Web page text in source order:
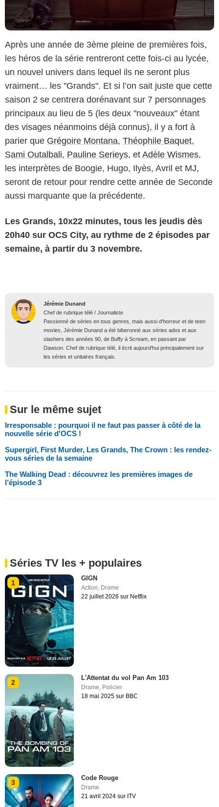
Après une année de 3ème pleine de premières fois,
les héros de la série rentreront cette fois-ci au lycée,
un nouvel univers dans lequel ils ne seront plus
vraiment… les "Grands". Et si l’on sait juste que cette
saison 2 se centrera dorénavant sur 7 personnages
principaux au lieu de 5 (les deux "nouveaux" étant
des visages néanmoins déjà connus), il y a fort à
parier que Grégoire Montana, Théophile Baquet,
Sami Outalbali, Pauline Serieys, et Adèle Wismes,
les interprètes de Boogie, Hugo, Ilyès, Avril et MJ,
seront de retour pour rendre cette année de Seconde
aussi marquante que la précédente.
Les Grands, 10x22 minutes, tous les jeudis dès
20h40 sur OCS City, au rythme de 2 épisodes par
semaine, à partir du 3 novembre.
Jérémie Dunand
Chef de rubrique télé / Journaliste
Passionné de séries en tous genres, mais aussi d'horreur et de teen
movies, Jérémie Dunand a été biberonné aux séries ados et aux
slashers des années 90, de Buffy à Scream, en passant par
Dawson. Chef de rubrique télé, il écrit aujourd'hui principalement sur
les séries et unitaires français.
Sur le même sujet
Irresponsable : pourquoi il ne faut pas passer à côté de la
nouvelle série d'OCS !
Supergirl, First Murder, Les Grands, The Crown : les rendez-
vous séries de la semaine
The Walking Dead : découvrez les premières images de
l’épisode 3
Séries TV les + populaires
1
GIGN
Action, Drame
22 juillet 2026 sur Netflix
2
L'Attentat du vol Pan Am 103
Drame, Policier
18 mai 2025 sur BBC
3
Code Rouge
Drame
21 avril 2024 sur ITV